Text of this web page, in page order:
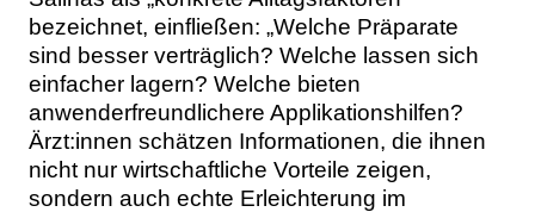
bezeichnet, einfließen: „Welche Präparate
sind besser verträglich? Welche lassen sich
einfacher lagern? Welche bieten
anwenderfreundlichere Applikationshilfen?
Ärzt:innen schätzen Informationen, die ihnen
nicht nur wirtschaftliche Vorteile zeigen,
sondern auch echte Erleichterung im